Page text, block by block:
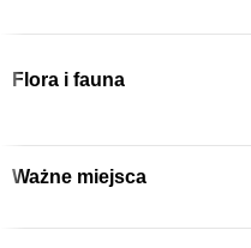
Flora i fauna
Ważne miejsca